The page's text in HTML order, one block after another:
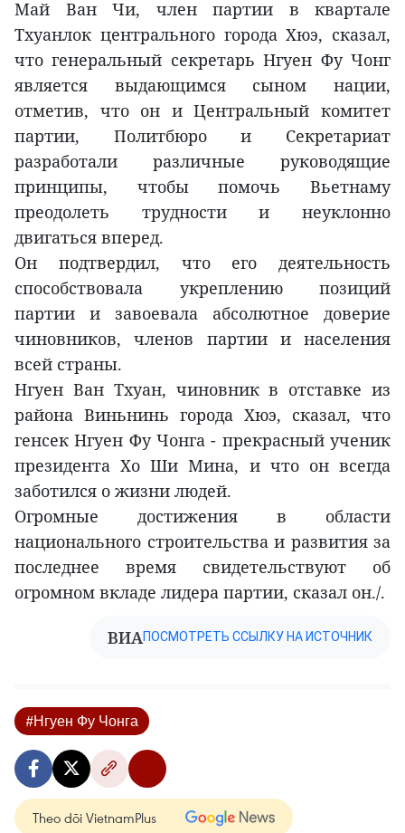
Май Ван Чи, член партии в квартале
Тхуанлок центрального города Хюэ, сказал,
что генеральный секретарь Нгуен Фу Чонг
является выдающимся сыном нации,
отметив, что он и Центральный комитет
партии, Политбюро и Секретариат
разработали различные руководящие
принципы, чтобы помочь Вьетнаму
преодолеть трудности и неуклонно
двигаться вперед.
Он подтвердил, что его деятельность
способствовала укреплению позиций
партии и завоевала абсолютное доверие
чиновников, членов партии и населения
всей страны.
Нгуен Ван Тхуан, чиновник в отставке из
района Виньнинь города Хюэ, сказал, что
генсек Нгуен Фу Чонга - прекрасный ученик
президента Хо Ши Мина, и что он всегда
заботился о жизни людей.
Огромные достижения в области
национального строительства и развития за
последнее время свидетельствуют об
огромном вкладе лидера партии, сказал он./.
ВИАПОСМОТРЕТЬ ССЫЛКУ НА ИСТОЧНИК
#Нгуен Фу Чонга
Theo dõi VietnamPlus